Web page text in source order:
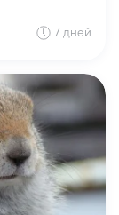
7 дней